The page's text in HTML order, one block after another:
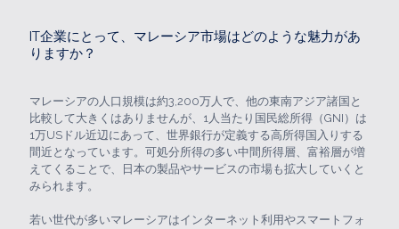
IT企業にとって、マレーシア市場はどのような魅力があ
りますか？
マレーシアの人口規模は約3,200万人で、他の東南アジア諸国と
比較して大きくはありませんが、1人当たり国民総所得（GNI）は
1万USドル近辺にあって、世界銀行が定義する高所得国入りする
間近となっています。可処分所得の多い中間所得層、富裕層が増
えてくることで、日本の製品やサービスの市場も拡大していくと
みられます。
若い世代が多いマレーシアはインターネット利用やスマートフォ